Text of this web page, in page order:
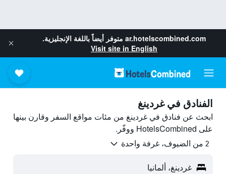
ar.hotelscombined.com متوفر أيضاً باللغة الإنجليزية.
Visit site in English
الفنادق في غردينغ
ابحث عن فنادق في غردينغ من مئات مواقع السفر وقارن بينها
على HotelsCombined ووفّر.
2 من الضيوف، غرفة واحدة
غردينغ، ألمانيا